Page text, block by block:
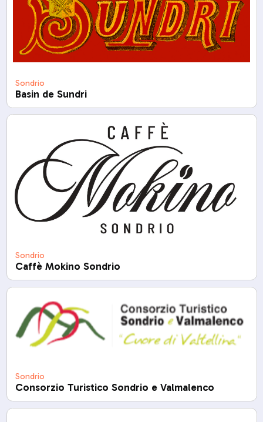
Sondrio
Basin de Sundri
Sondrio
Caffè Mokino Sondrio
Sondrio
Consorzio Turistico Sondrio e Valmalenco